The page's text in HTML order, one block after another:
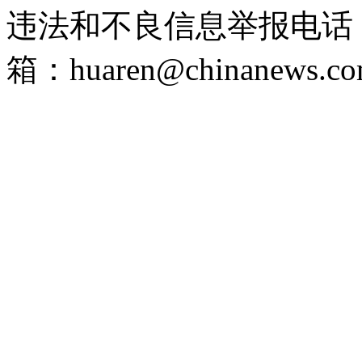
违法和不良信息举报电话
箱：